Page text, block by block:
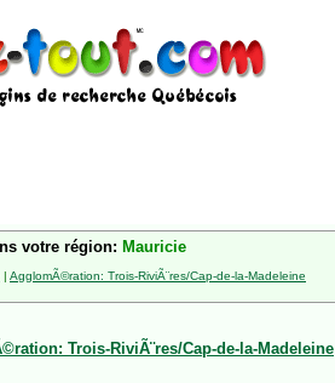
votre région: Mauricie
| AgglomÃ©ration: Trois-RiviÃ¨res/Cap-de-la-Madeleine
Trois-RiviÃ¨res/Cap-de-la-Madeleine